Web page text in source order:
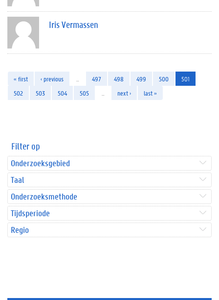
Iris Vermassen
« first ‹ previous 497 498 499 500
501
502
503 504 505 next › last »
Filter op
Onderzoeksgebied
Taal
Onderzoeksmethode
Tijdsperiode
Regio